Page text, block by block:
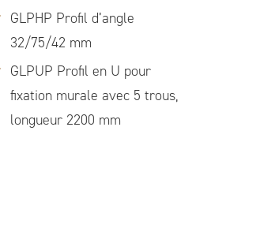
GLPHP Profil d’angle
32/75/42 mm
GLPUP Profil en U pour
fixation murale avec 5 trous,
longueur 2200 mm